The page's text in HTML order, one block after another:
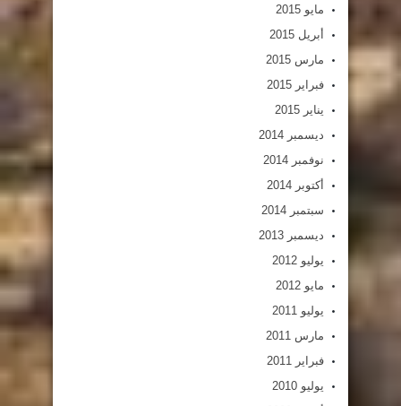
مايو 2015
أبريل 2015
مارس 2015
فبراير 2015
يناير 2015
ديسمبر 2014
نوفمبر 2014
أكتوبر 2014
سبتمبر 2014
ديسمبر 2013
يوليو 2012
مايو 2012
يوليو 2011
مارس 2011
فبراير 2011
يوليو 2010